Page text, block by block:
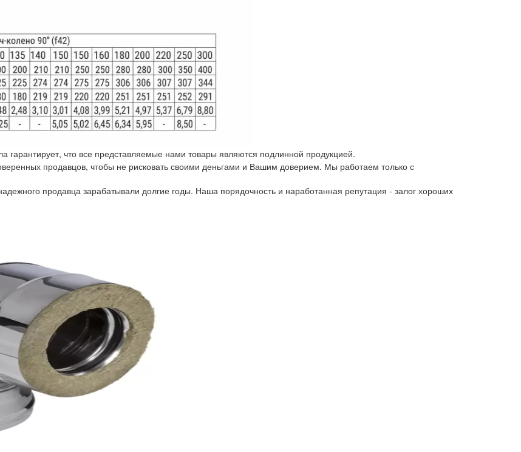
гарантирует, что все представляемые нами товары являются подлинной продукцией.
продавцов, чтобы не рисковать своими деньгами и Вашим доверием. Мы работаем только с
продавца зарабатывали долгие годы. Наша порядочность и наработанная репутация - залог хороших